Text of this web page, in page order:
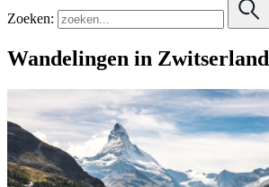
Zoeken:
Wandelingen in Zwitserland